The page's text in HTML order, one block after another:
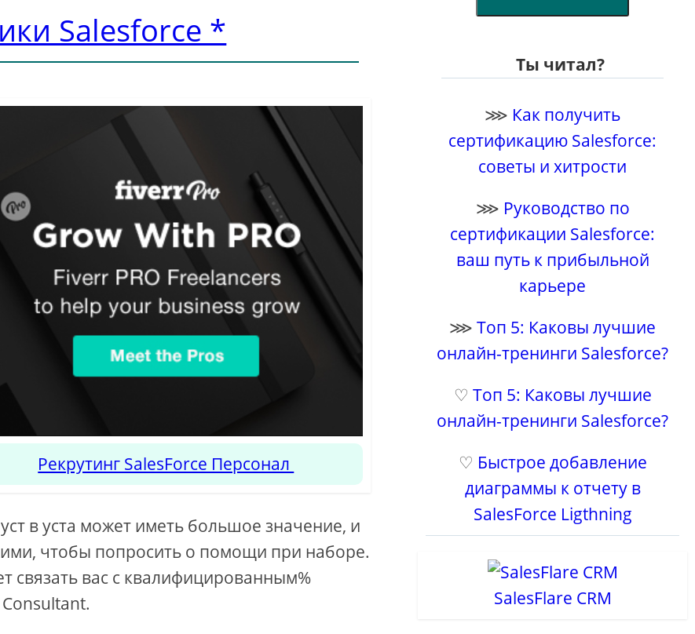
Salesforce *
Рекрутинг SalesForce Персонал
в уста может иметь большое значение, и
чтобы попросить о помощи при наборе.
связать вас с квалифицированным%
Ты читал?
⋙ Как получить
сертификацию Salesforce:
советы и хитрости
⋙ Руководство по
сертификации Salesforce:
ваш путь к прибыльной
карьере
⋙Топ 5: Каковы лучшие
онлайн-тренинги Salesforce?
♡ Топ 5: Каковы лучшие
онлайн-тренинги Salesforce?
♡ Быстрое добавление
диаграммы к отчету в
SalesForce Ligthning
SalesFlare CRM